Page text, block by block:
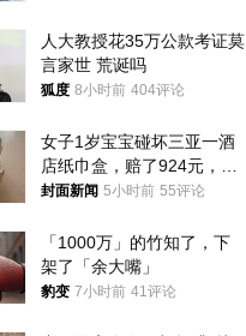
人大教授花35万公款考证莫
言家世 荒诞吗
狐度 8小时前 404评论
女子1岁宝宝碰坏三亚一酒
店纸巾盒，赔了924元，发
帖吐槽后酒店退还一半的
封面新闻 5小时前 55评论
「1000万」的竹知了，下
架了「余大嘴」
豹变 7小时前 41评论